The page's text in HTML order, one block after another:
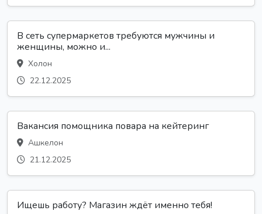
В сеть супермаркетов требуются мужчины и
женщины, можно и...
Холон
22.12.2025
Вакансия помощника повара на кейтеринг
Ашкелон
21.12.2025
Ищешь работу? Магазин ждёт именно тебя!